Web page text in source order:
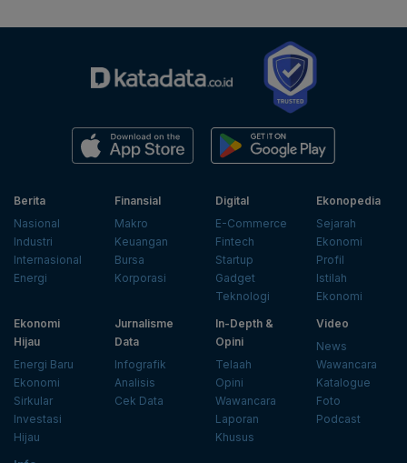
Berita
Nasional
Industri
Internasional
Energi
Finansial
Makro
Keuangan
Bursa
Korporasi
Digital
E-Commerce
Fintech
Startup
Gadget
Teknologi
Ekonopedia
Sejarah
Ekonomi
Profil
Istilah
Ekonomi
Ekonomi
Hijau
Energi Baru
Ekonomi
Sirkular
Investasi
Hijau
Jurnalisme
Data
Infografik
Analisis
Cek Data
In-Depth &
Opini
Telaah
Opini
Wawancara
Laporan
Khusus
Video
News
Wawancara
Katalogue
Foto
Podcast